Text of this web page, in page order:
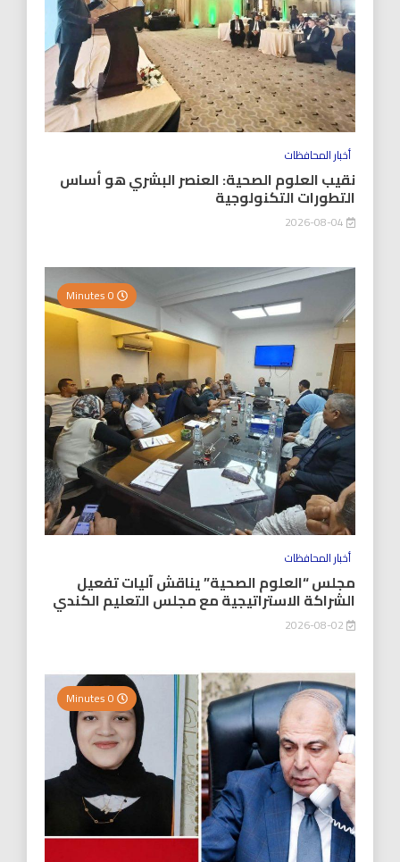
أخبار المحافظات
نقيب العلوم الصحية: العنصر البشري هو أساس
التطورات التكنولوجية
أخبار المحافظات
مجلس “العلوم الصحية” يناقش آليات تفعيل
الشراكة الاستراتيجية مع مجلس التعليم الكندي